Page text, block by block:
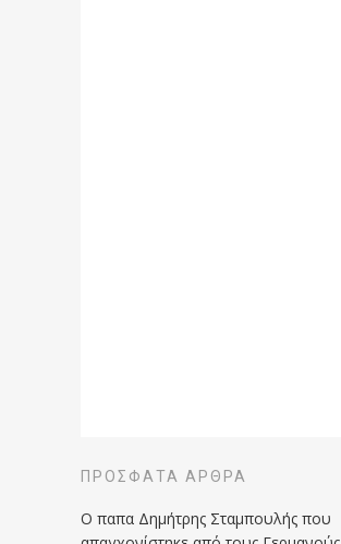
ΠΡΌΣΦΑΤΑ ΆΡΘΡΑ
Ο παπα Δημήτρης Σταμπουλής που